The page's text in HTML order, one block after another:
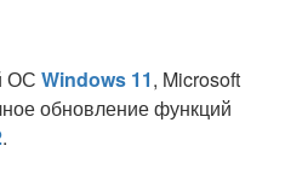
ОС Windows 11, Microsoft
обновление функций
.